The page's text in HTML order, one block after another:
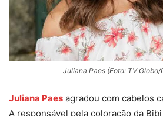
Juliana Paes (Foto: TV
Juliana Paes agradou com cabelos
A responsável pela coloração da Bibi